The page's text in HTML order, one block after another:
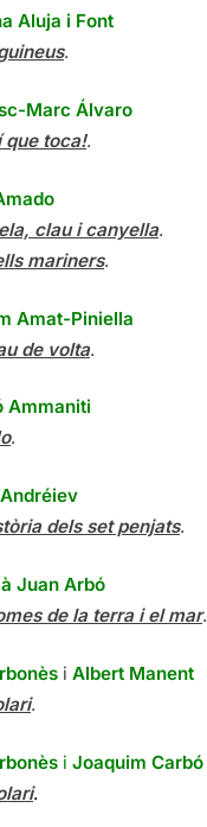
Aluja i Font
.
Marc Álvaro
que toca!.
clau i canyella.
mariners.
Amat-Piniella
de volta.
Ammaniti
.
dels set penjats.
Juan Arbó
de la terra i el mar.
i Albert Manent
.
i Joaquim Carbó
.